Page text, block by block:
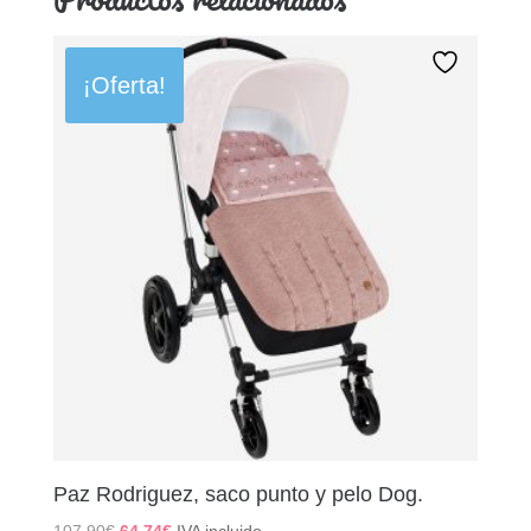
¡Oferta!
Paz Rodriguez, saco punto y pelo Dog.